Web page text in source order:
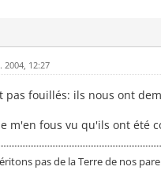
2004, 12:27
pas fouillés: ils nous ont
m'en fous vu qu'ils ont été
pas de la Terre de nos